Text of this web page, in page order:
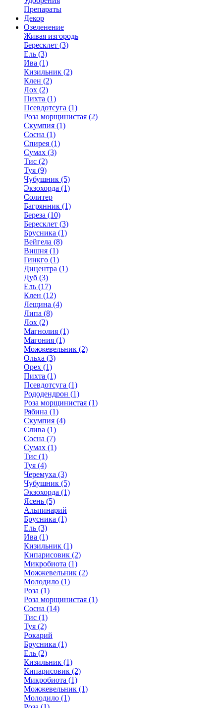
Препараты
Декор
Озеленение
Живая изгородь
Бересклет (3)
Ель (3)
Ива (1)
Кизильник (2)
Клен (2)
Лох (2)
Пихта (1)
Псевдотсуга (1)
Роза морщинистая (2)
Скумпия (1)
Сосна (1)
Спирея (1)
Сумах (3)
Тис (2)
Туя (9)
Чубушник (5)
Экзохорда (1)
Солитер
Багрянник (1)
Береза (10)
Бересклет (3)
Брусника (1)
Вейгела (8)
Вишня (1)
Гинкго (1)
Дицентра (1)
Дуб (3)
Ель (17)
Клен (12)
Лещина (4)
Липа (8)
Лох (2)
Магнолия (1)
Магония (1)
Можжевельник (2)
Ольха (3)
Орех (1)
Пихта (1)
Псевдотсуга (1)
Рододендрон (1)
Роза морщинистая (1)
Рябина (1)
Скумпия (4)
Слива (1)
Сосна (7)
Сумах (1)
Тис (1)
Туя (4)
Черемуха (3)
Чубушник (5)
Экзохорда (1)
Ясень (5)
Альпинарий
Брусника (1)
Ель (3)
Ива (1)
Кизильник (1)
Кипарисовик (2)
Микробиота (1)
Можжевельник (2)
Молодило (1)
Роза (1)
Роза морщинистая (1)
Сосна (14)
Тис (1)
Туя (2)
Рокарий
Брусника (1)
Ель (2)
Кизильник (1)
Кипарисовик (2)
Микробиота (1)
Можжевельник (1)
Молодило (1)